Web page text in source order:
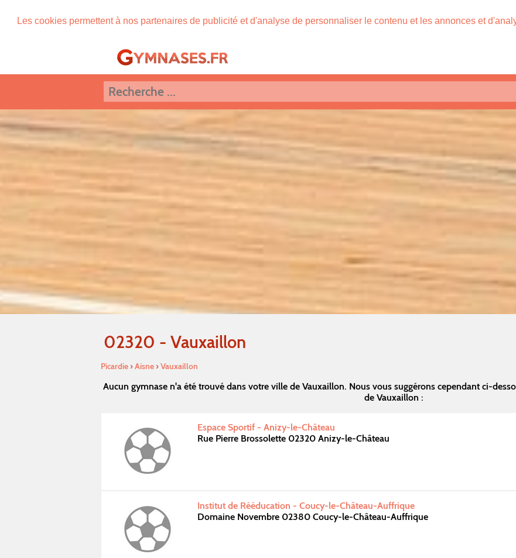
Les cookies permettent à nos partenaires de publicité et d'analyse de personnaliser le contenu et les annonces et
02320 - Vauxaillon
Picardie›Aisne›Vauxaillon
Aucun gymnase n'a été trouvé dans votre ville de Vauxaillon. Nous vous suggérons cependant ci-
de Vauxaillon :
Espace Sportif - Anizy-le-Château
Rue Pierre Brossolette 02320 Anizy-le-Château
Institut de Rééducation - Coucy-le-Château-Auffrique
Domaine Novembre 02380 Coucy-le-Château-Auffrique